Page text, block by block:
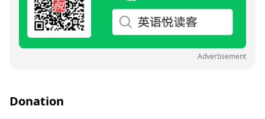
Advertisement
Donation